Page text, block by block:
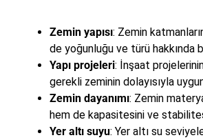
Zemin yapısı: Zemin
de yoğunluğu ve türü hakkında
Yapı projeleri: İnşaat
gerekli zeminin dolayısıyla
Zemin dayanımı: Zemin
hem de kapasitesini ve
Yer altı suyu: Yer altı su